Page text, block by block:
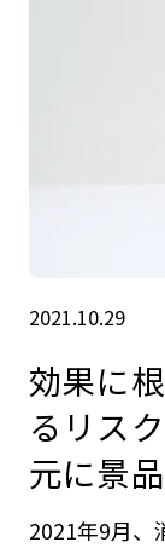
2021.10.29
効果に
るリス
元に景
2021年9月、